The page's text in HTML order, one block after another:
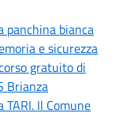
panchina bianca
e sicurezza
gratuito di
Brianza
Il Comune